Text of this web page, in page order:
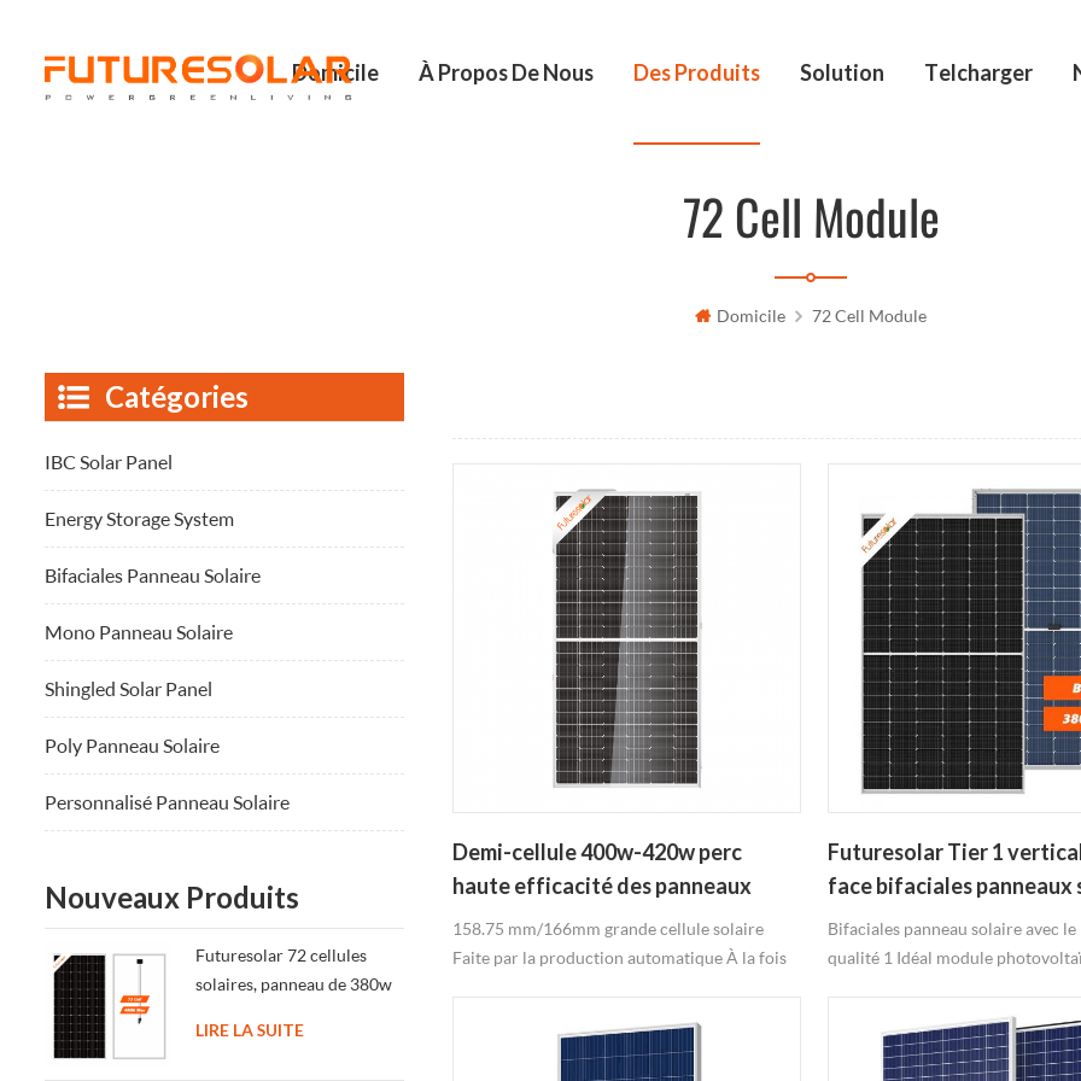
Domicile À Propos De Nous Des Produits Solution Telcharger
72 Cell Module
Domicile 72 Cell Module
Demi-cellule 400w-420w perc
haute efficacité des panneaux
solaires sans anti-dumping impôts
158.75 mm/166mm grande cellule solaire
Faite par la production automatique À la fois
sortie Max 455w panneau solaire
Futuresolar Tier 1
face bifaciales panneaux
350W-380W
Bifaciales panneau solaire avec
qualité 1 Idéal module
que les modules pv Sans cadre et
fois disponible L'esthétique du
Catégories
IBC Solar Panel
Energy Storage System
Bifaciales Panneau Solaire
Mono Panneau Solaire
Shingled Solar Panel
Poly Panneau Solaire
Personnalisé Panneau Solaire
Nouveaux Produits
Futuresolar 72 cellules
solaires, panneau de 380w
LIRE LA SUITE